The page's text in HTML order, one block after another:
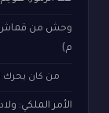
م)
من كان يحرك
الأمر الملكي: